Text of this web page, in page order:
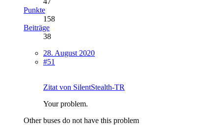
Punkte
158
Beiträge
38
28. August 2020
#51
Zitat von SilentStealth-TR
Your problem.
Other buses do not have this problem